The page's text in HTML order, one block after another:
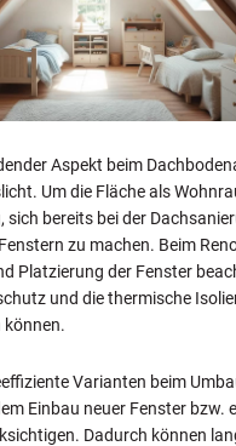
Aspekt beim
Um die Fläche als
sich bereits bei der
zu machen. Beim
Platzierung der Fenster
und die thermische
können.
Varianten beim
Einbau neuer Fenster bzw.
Dadurch können